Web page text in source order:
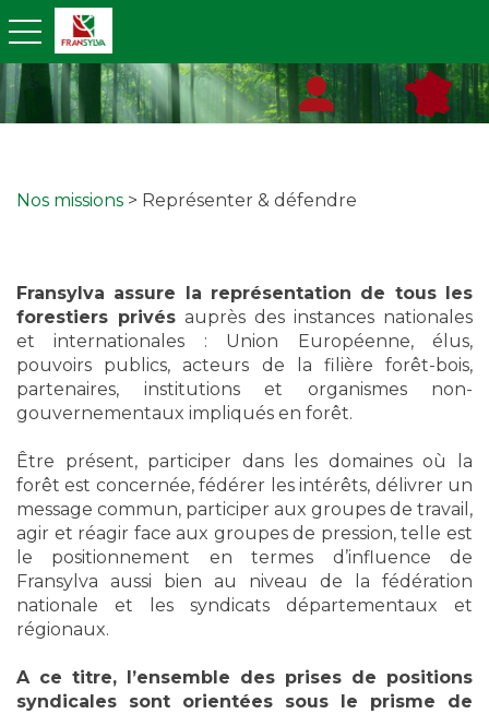
toggle navigation
Nos missions > Représenter & défendre
Fransylva assure la représentation de tous les
forestiers privés auprès des instances nationales
et internationales : Union Européenne, élus,
pouvoirs publics, acteurs de la filière forêt-bois,
partenaires, institutions et organismes non-
gouvernementaux impliqués en forêt.
Être présent, participer dans les domaines où la
forêt est concernée, fédérer les intérêts, délivrer un
message commun, participer aux groupes de travail,
agir et réagir face aux groupes de pression, telle est
le positionnement en termes d’influence de
Fransylva aussi bien au niveau de la fédération
nationale et les syndicats départementaux et
régionaux.
A ce titre, l’ensemble des prises de positions
syndicales sont orientées sous le prisme de